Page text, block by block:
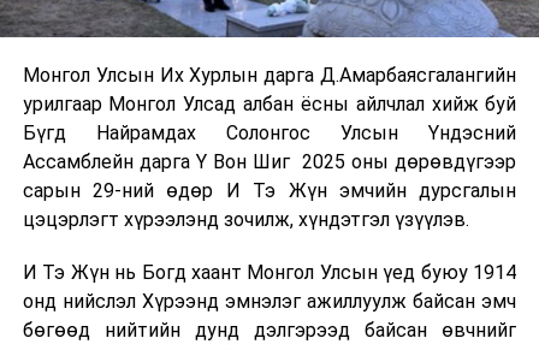
Монгол Улсын Их Хурлын дарга Д.Амарбаясгалангийн
урилгаар Монгол Улсад албан ёсны айлчлал хийж буй
Бүгд Найрамдах Солонгос Улсын Үндэсний
Ассамблейн дарга Ү Вон Шиг 2025 оны дөрөвдүгээр
сарын 29-ний өдөр И Тэ Жүн эмчийн дурсгалын
цэцэрлэгт хүрээлэнд зочилж, хүндэтгэл үзүүлэв.
И Тэ Жүн нь Богд хаант Монгол Улсын үед буюу 1914
онд нийслэл Хүрээнд эмнэлэг ажиллуулж байсан эмч
бөгөөд нийтийн дунд дэлгэрээд байсан өвчнийг